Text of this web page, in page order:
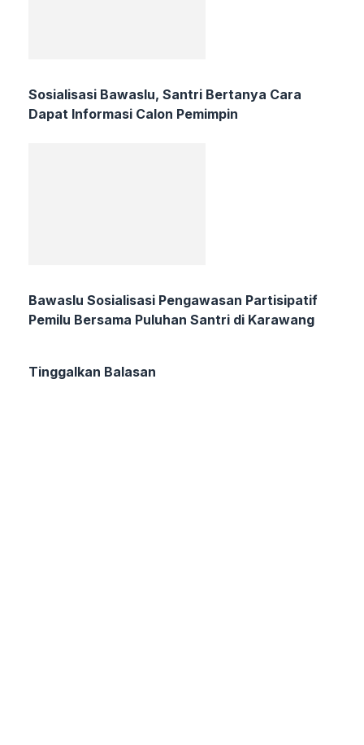
Sosialisasi Bawaslu, Santri Bertanya Cara
Dapat Informasi Calon Pemimpin
Bawaslu Sosialisasi Pengawasan Partisipatif
Pemilu Bersama Puluhan Santri di Karawang
Tinggalkan Balasan